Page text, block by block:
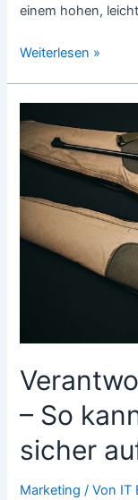
einem hohen,
Auf
auf
welchem?
Weiterlesen »
– So
sicher
Marketing / Von IT